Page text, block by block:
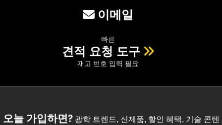
이메일
빠른
견적 요청 도구
재고 번호 입력 필요
오늘 가입하면?광학 트렌드, 신제품, 할인 혜택, 기술 콘텐